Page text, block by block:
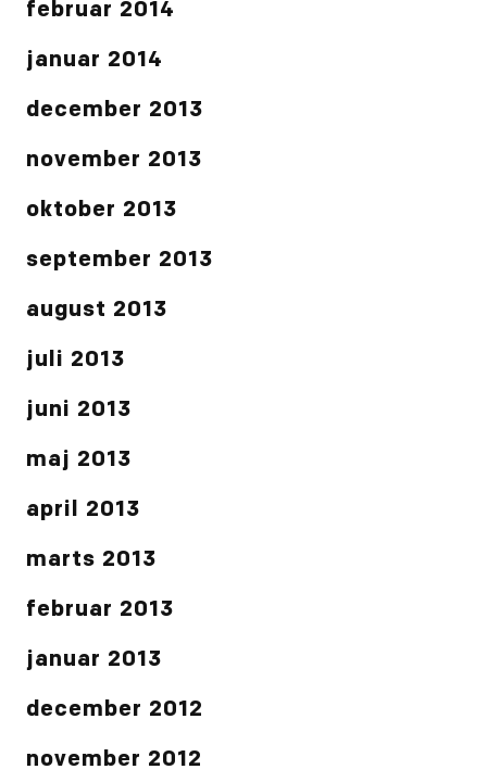
februar 2014
januar 2014
december 2013
november 2013
oktober 2013
september 2013
august 2013
juli 2013
juni 2013
maj 2013
april 2013
marts 2013
februar 2013
januar 2013
december 2012
november 2012